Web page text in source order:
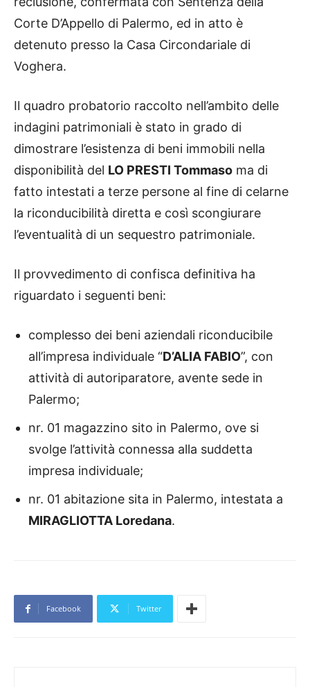
Corte D’Appello di Palermo, ed in atto è
detenuto presso la Casa Circondariale di
Voghera.
Il quadro probatorio raccolto nell’ambito delle
indagini patrimoniali è stato in grado di
dimostrare l’esistenza di beni immobili nella
disponibilità del LO PRESTI Tommaso ma di
fatto intestati a terze persone al fine di celarne
la riconducibilità diretta e così scongiurare
l’eventualità di un sequestro patrimoniale.
Il provvedimento di confisca definitiva ha
riguardato i seguenti beni:
complesso dei beni aziendali riconducibile
all’impresa individuale “D’ALIA FABIO”, con
attività di autoriparatore, avente sede in
Palermo;
nr. 01 magazzino sito in Palermo, ove si
svolge l’attività connessa alla suddetta
impresa individuale;
nr. 01 abitazione sita in Palermo, intestata a
MIRAGLIOTTA Loredana.
Facebook Twitter